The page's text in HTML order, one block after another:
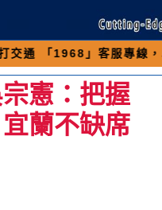
」客服專線，以避免
憲：把握
蘭不缺席